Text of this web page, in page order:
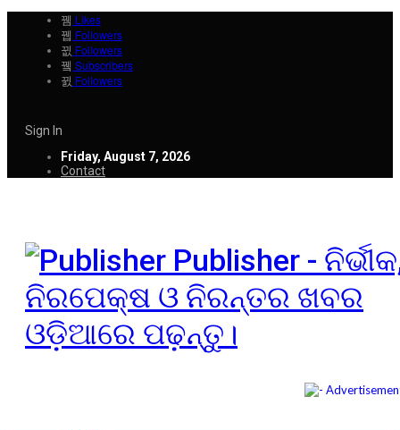
Likes
Followers
Followers
Subscribers
Followers
Sign In
Friday, August 7, 2026
Contact
Publisher -
ନିରପେକ୍ଷ ଓ ନିରନ୍ତର ଖବର
ଓଡ଼ିଆରେ ପଢ଼ନ୍ତୁ।